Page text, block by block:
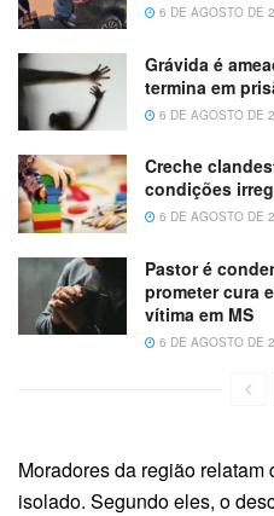
6 DE AGOSTO DE
Grávida é
termina em
6 DE AGOSTO DE
Creche
condições
6 DE AGOSTO DE
Pastor é
prometer cura
vítima em MS
6 DE AGOSTO DE
Moradores da região
isolado. Segundo eles, o